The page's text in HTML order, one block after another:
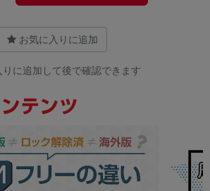
お気に入りに追加
りに追加して後で確認できます